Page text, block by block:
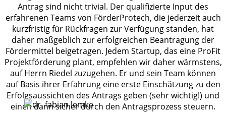
Antrag sind nicht trivial. Der qualifizierte Input des
erfahrenen Teams von FörderProtech, die jederzeit auch
kurzfristig für Rückfragen zur Verfügung standen, hat
daher maßgeblich zur erfolgreichen Beantragung der
Fördermittel beigetragen. Jedem Startup, das eine ProFit
Projektförderung plant, empfehlen wir daher wärmstens,
auf Herrn Riedel zuzugehen. Er und sein Team können
auf Basis ihrer Erfahrung eine erste Einschätzung zu den
Erfolgsaussichten des Antrags geben (sehr wichtig!) und
einen dann sicher durch den Antragsprozess steuern.